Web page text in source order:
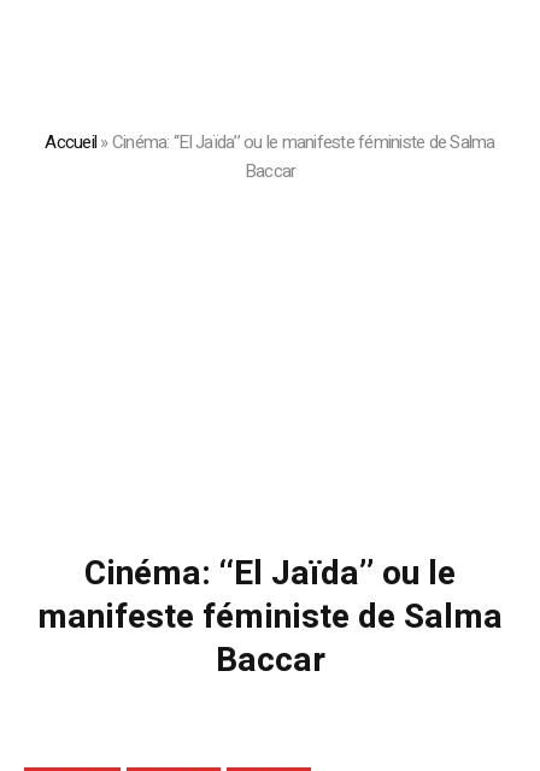
Accueil»Cinéma: ‘‘El Jaïda’’ ou le manifeste féministe de Salma
Baccar
Cinéma: ‘‘El Jaïda’’ ou le
manifeste féministe de Salma
Baccar